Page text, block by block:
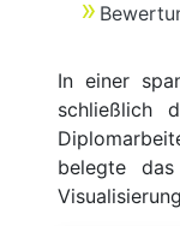
In einer
schließlich
belegte